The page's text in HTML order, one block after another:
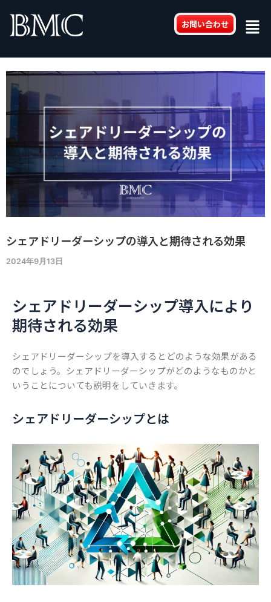
ッ
お問い合わせ
シェアドリーダーシップの導入と期待される効果
2024年9月13日
シェアドリーダーシップ導入により
期待される効果
シェアドリーダーシップを導入するとどのような効果がある
のでしょう。シェアドリーダーシップがどのようなものかと
いうことについても説明をしていきます。
シェアドリーダーシップとは
navigation